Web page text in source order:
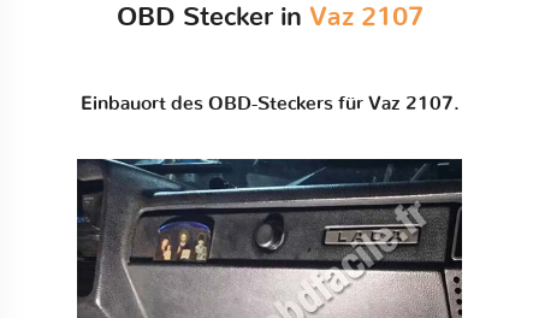
OBD Stecker in Vaz 2107
Einbauort des OBD-Steckers für Vaz 2107.